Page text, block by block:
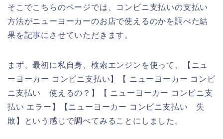
そこでこちらのページでは、コンビニ支払いの支払い
方法がニューヨーカーのお店で使えるのかを調べた結
果を記事にさせていただきます。
まず、最初に私自身、検索エンジンを使って、【ニュ
ーヨーカー コンビニ支払い】【 ニューヨーカー コンビ
ニ支払い 使えるの？】【 ニューヨーカー コンビニ支
払い エラー】【ニューヨーカー コンビニ支払い 失
敗】という感じで調べてみることにしました。